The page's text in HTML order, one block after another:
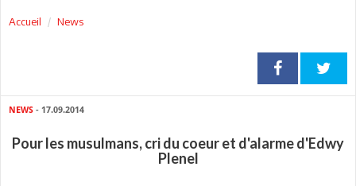
Accueil News
NEWS - 17.09.2014
Pour les musulmans, cri du coeur et d'alarme d'Edwy
Plenel